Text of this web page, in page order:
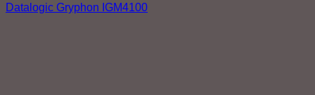
Datalogic Gryphon IGM4100